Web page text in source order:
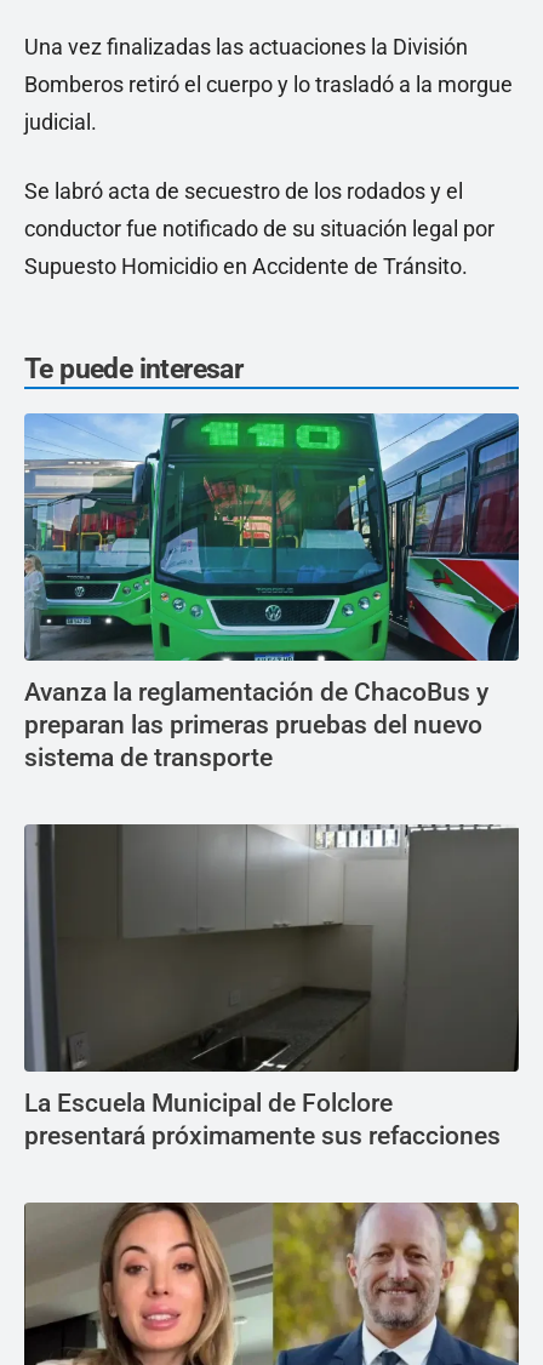
Una vez finalizadas las actuaciones la División
Bomberos retiró el cuerpo y lo trasladó a la morgue
judicial.
Se labró acta de secuestro de los rodados y el
conductor fue notificado de su situación legal por
Supuesto Homicidio en Accidente de Tránsito.
Te puede interesar
Avanza la reglamentación de ChacoBus y
preparan las primeras pruebas del nuevo
sistema de transporte
La Escuela Municipal de Folclore
presentará próximamente sus refacciones